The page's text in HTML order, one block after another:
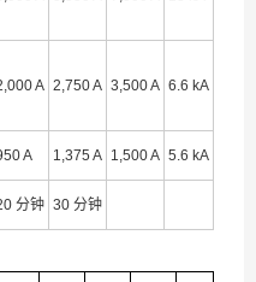
A 2,750 A 3,500 A 6.6 kA
A 1,375 A 1,500 A 5.6 kA
分钟 30 分钟